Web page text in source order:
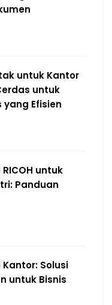
untuk Kantor
untuk
Efisien
untuk
Panduan
Solusi
untuk Bisnis